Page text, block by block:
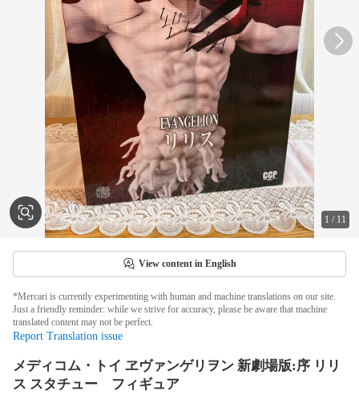
1 / 11
View content in English
*Mercari is currently experimenting with human and machine translations on our site.
Just a friendly reminder: while we strive for accuracy, please be aware that machine
translated content may not be perfect.
Report Translation issue
メディコム・トイ ヱヴァンゲリヲン 新劇場版:序 リリ
ス スタチュー フィギュア